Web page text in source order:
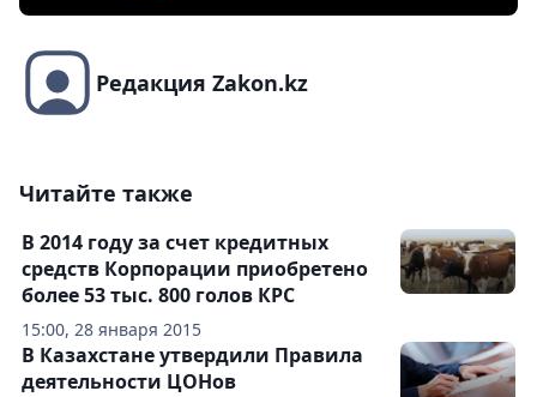
Редакция Zakon.kz
Читайте также
15:00, 28 января 2015
В 2014 году за счет кредитных
средств Корпорации приобретено
более 53 тыс. 800 голов КРС
В Казахстане утвердили Правила
деятельности ЦОНов